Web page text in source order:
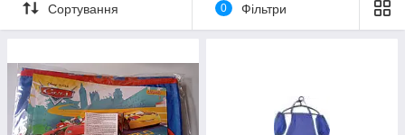
дитини від забруднення. Фартушки відмінно стираються і
можуть бути використані безліч разів, даючи дитині повну
особливих клопотів насолоджуватися талантами свого чада.
Також фартушки - це обов'язковий аксесуар у школі на
уроках трудового навчання та малювання.
На нашому сайті ви можете придбати фартушки для вашої
Сортування 0 Фільтри